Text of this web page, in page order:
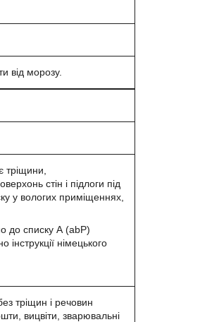
від морозу.
тріщини,
стін і підлоги під
у вологих приміщеннях,
до списку А (abP)
інструкції німецького
тріщин і речовин
вицвіти, зварювальні